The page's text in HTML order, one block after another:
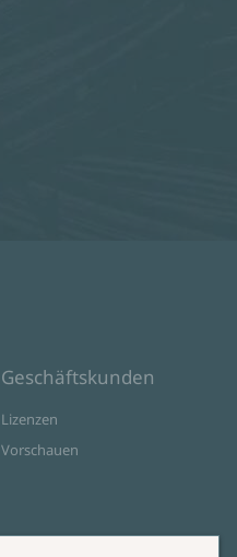
Geschäftskunden
Lizenzen
Vorschauen